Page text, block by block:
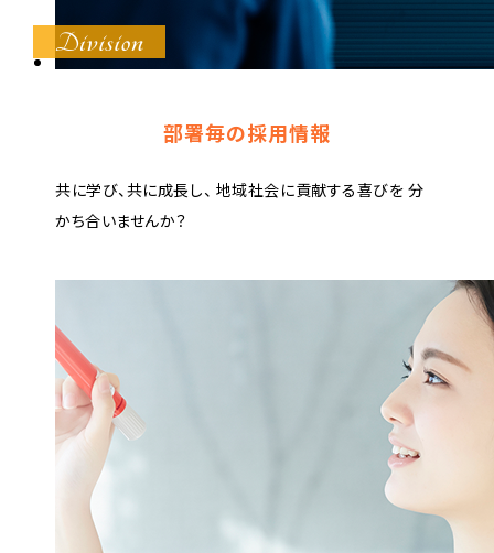
部署毎の採用情報
共に学び、共に成長し、 地域社会に貢献する喜びを 分
かち合いませんか？